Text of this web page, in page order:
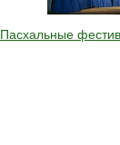
Пасхальные